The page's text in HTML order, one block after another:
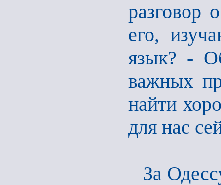
разговор
его,
язык? -
важных
найти
для нас
За